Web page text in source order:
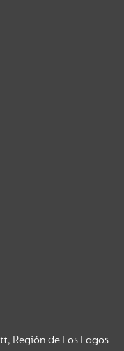
Región de Los Lagos